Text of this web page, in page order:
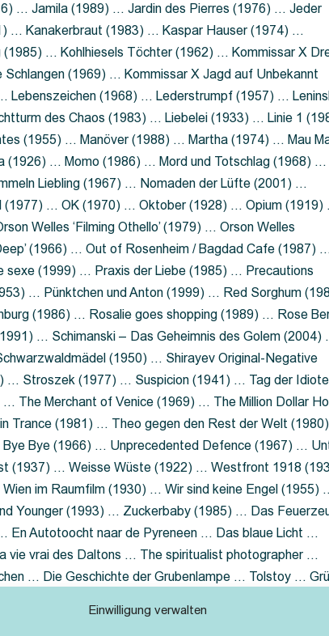
Einwilligung verwalten
… Jamila (1989) … Jardin des Pierres (1976) … Jeder
… Kanakerbraut (1983) … Kaspar Hauser (1974) …
… Kohlhiesels Töchter (1962) … Kommissar X
(1969) … Kommissar X Jagd auf Unbekannt
(1968) … Lederstrumpf (1957) …
des Chaos (1983) … Liebelei (1933) … Linie 1
(1955) … Manöver (1988) … Martha (1974) … Mau
(1926) … Momo (1986) … Mord und Totschlag (1968) …
Liebling (1967) … Nomaden der Lüfte (2001) …
(1977) … OK (1970) … Oktober (1928) … Opium (1919)
Welles ‘Filming Othello’ (1979) … Orson Welles
(1966) … Out of Rosenheim / Bagdad Cafe (1987) …
(1999) … Praxis der Liebe (1985) … Precautions
… Pünktchen und Anton (1999) … Red Sorghum
(1986) … Rosalie goes shopping (1989) … Rose
… Schimanski – Das Geheimnis des Golem (2004)
(1950) … Shirayev Original-Negative
… Stroszek (1977) … Suspicion (1941) … Tag der
Merchant of Venice (1969) … The Million Dollar
Trance (1981) … Theo gegen den Rest der Welt
Bye Bye (1966) … Unprecedented Defence (1967) …
(1937) … Weisse Wüste (1922) … Westfront 1918
im Raumfilm (1930) … Wir sind keine Engel (1955)
Younger (1993) … Zuckerbaby (1985) … Das
En Autotoocht naar de Pyreneen … Das blaue Licht …
vie vrai des Daltons … The spiritualist photographer …
… Die Geschichte der Grubenlampe … Tolstoy …